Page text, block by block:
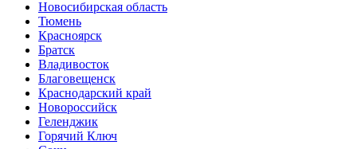
Новосибирская область
Тюмень
Красноярск
Братск
Владивосток
Благовещенск
Краснодарский край
Новороссийск
Геленджик
Горячий Ключ